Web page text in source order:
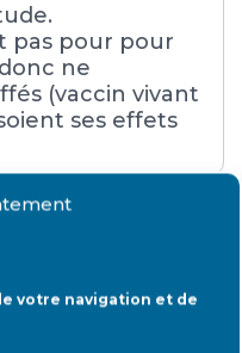
votre navigation et de
pas pour pour
ne
(vaccin vivant
ses effets
rein débutant